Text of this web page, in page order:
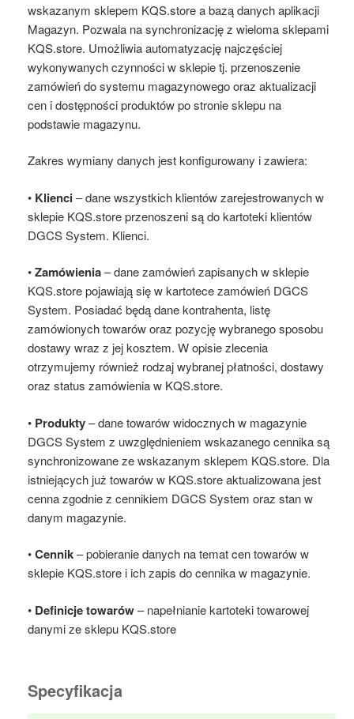
wskazanym sklepem KQS.store a bazą danych aplikacji
Magazyn. Pozwala na synchronizację z wieloma sklepami
KQS.store. Umożliwia automatyzację najczęściej
wykonywanych czynności w sklepie tj. przenoszenie
zamówień do systemu magazynowego oraz aktualizacji
cen i dostępności produktów po stronie sklepu na
podstawie magazynu.
Zakres wymiany danych jest konfigurowany i zawiera:
• Klienci– dane wszystkich klientów zarejestrowanych w
sklepie KQS.store przenoszeni są do kartoteki klientów
DGCS System. Klienci.
•Zamówienia– dane zamówień zapisanych w sklepie
KQS.store pojawiają się w kartotece zamówień DGCS
System. Posiadać będą dane kontrahenta, listę
zamówionych towarów oraz pozycję wybranego sposobu
dostawy wraz z jej kosztem. W opisie zlecenia
otrzymujemy również rodzaj wybranej płatności, dostawy
oraz status zamówienia w KQS.store.
• Produkty– dane towarów widocznych w magazynie
DGCS System z uwzględnieniem wskazanego cennika są
synchronizowane ze wskazanym sklepem KQS.store. Dla
istniejących już towarów w KQS.store aktualizowana jest
cenna zgodnie z cennikiem DGCS System oraz stan w
danym magazynie.
•Cennik– pobieranie danych na temat cen towarów w
sklepie KQS.store i ich zapis do cennika w magazynie.
• Definicje towarów– napełnianie kartoteki towarowej
danymi ze sklepu KQS.store
Specyfikacja